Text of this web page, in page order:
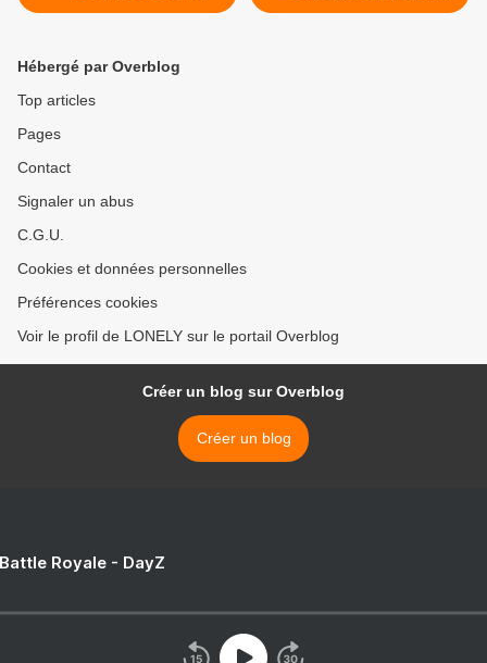
PARISIEN
Frisson" >
Hébergé par Overblog
Top articles
Pages
Contact
Signaler un abus
C.G.U.
Cookies et données personnelles
Préférences cookies
Voir le profil de LONELY sur le portail Overblog
Créer un blog sur Overblog
Créer un blog
Royale - DayZ